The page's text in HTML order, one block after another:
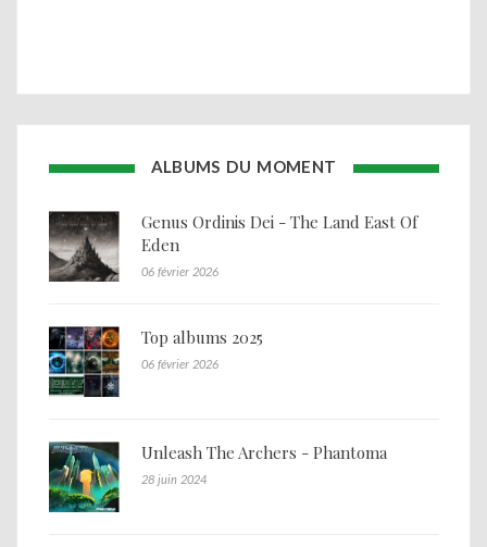
ALBUMS DU MOMENT
Genus Ordinis Dei - The Land East Of
Eden
06 février 2026
Top albums 2025
06 février 2026
Unleash The Archers - Phantoma
28 juin 2024